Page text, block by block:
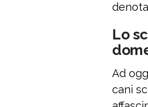
Lo
Ad
cani